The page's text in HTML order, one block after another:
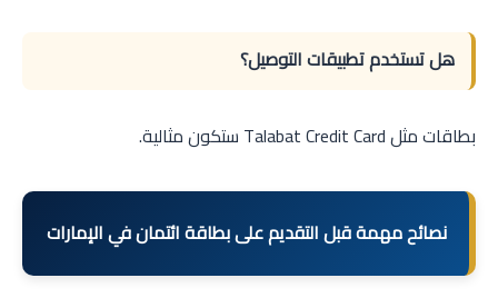
هل تستخدم تطبيقات التوصيل؟
بطاقات مثل Talabat Credit Card ستكون مثالية.
نصائح مهمة قبل التقديم على بطاقة ائتمان في الإمارات